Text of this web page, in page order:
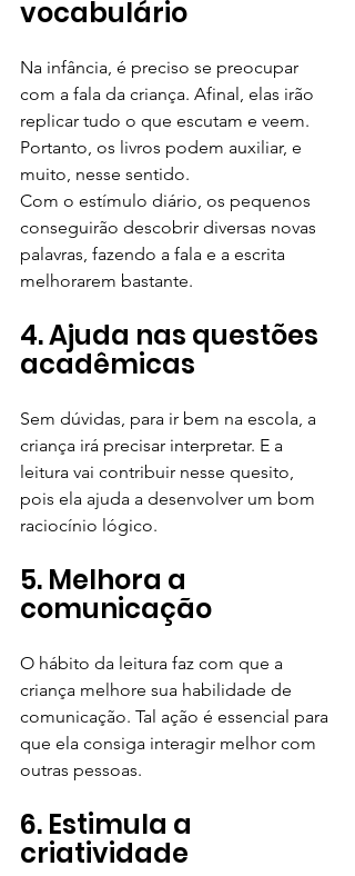
vocabulário
Na infância, é preciso se preocupar
com a fala da criança. Afinal, elas irão
replicar tudo o que escutam e veem.
Portanto, os livros podem auxiliar, e
muito, nesse sentido.
Com o estímulo diário, os pequenos
conseguirão descobrir diversas novas
palavras, fazendo a fala e a escrita
melhorarem bastante.
4. Ajuda nas questões
acadêmicas
Sem dúvidas, para ir bem na escola, a
criança irá precisar interpretar. E a
leitura vai contribuir nesse quesito,
pois ela ajuda a desenvolver um bom
raciocínio lógico.
5. Melhora a
comunicação
O hábito da leitura faz com que a
criança melhore sua habilidade de
comunicação. Tal ação é essencial para
que ela consiga interagir melhor com
outras pessoas.
6. Estimula a
criatividade